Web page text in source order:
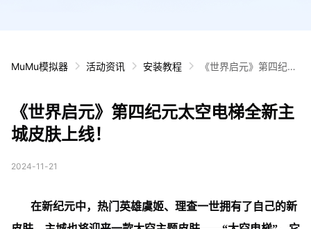
MuMu模拟器 活动资讯 安装教程
《世界启元》第四纪元
《世界启元》第四纪元太空电梯全新主
城皮肤上线！
2024-11-21
在新纪元中，热门英雄虞姬、理查一世拥有了自己的新